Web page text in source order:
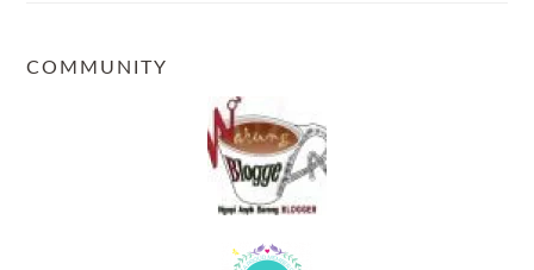
COMMUNITY